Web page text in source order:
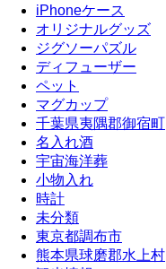
iPhoneケース
オリジナルグッズ
ジグソーパズル
ディフューザー
ペット
マグカップ
千葉県夷隅郡御宿町
名入れ酒
宇宙海洋葬
小物入れ
時計
未分類
東京都調布市
熊本県球磨郡水上村